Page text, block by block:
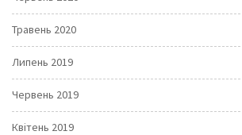
Травень 2020
Липень 2019
Червень 2019
Квітень 2019